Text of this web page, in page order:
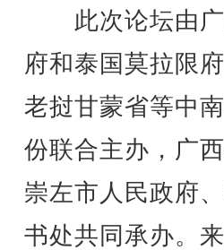
此次论坛由广
府和泰国莫拉限
老挝甘蒙省等中
份联合主办，广
崇左市人民政府
书处共同承办。